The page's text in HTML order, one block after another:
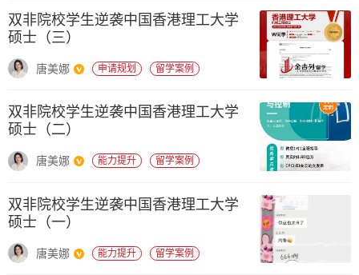
双非院校学生逆袭中国香港理工大学
硕士（三）
唐美娜 申请规划 留学案例
双非院校学生逆袭中国香港理工大学
硕士（二）
唐美娜 能力提升 留学案例
双非院校学生逆袭中国香港理工大学
硕士（一）
唐美娜 能力提升 留学案例